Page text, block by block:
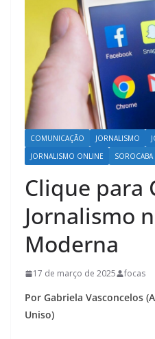
COMUNICAÇÃO JORNALISMO
JORNALISMO ONLINE
SOROCABA
Clique para
Jornalismo
Moderna
17 de março de 2025 focas
Por Gabriela Vasconcelos
Uniso)